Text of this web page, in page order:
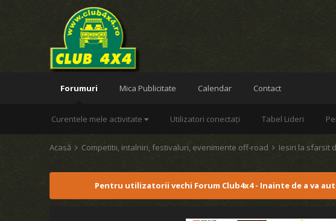
Forumuri
Curentele mele activitate Utilizatori conectați Tabel Lideri
Mica Publicitate Calendar Contact
Acasă Competitii, intalniri, festivaluri, evenimente off-road Iesiri la sfarsit
Pentru utilizatorii vechi Forum Club4x4 - Inainte de a va